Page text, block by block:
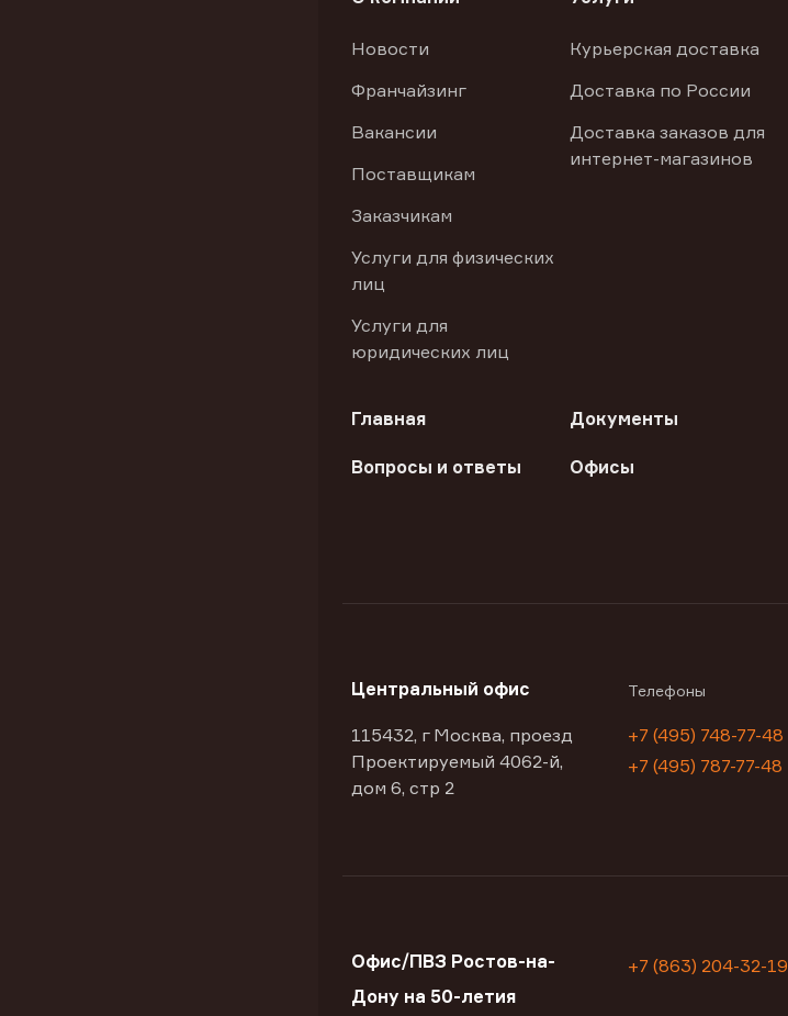
Новости
Франчайзинг
Вакансии
Поставщикам
Заказчикам
Услуги для физических
лиц
Услуги для
юридических лиц
Курьерская доставка
Доставка по России
Доставка заказов для
интернет-магазинов
Главная Документы
Вопросы и ответы Офисы
Центральный офис
115432, г Москва, проезд
Проектируемый 4062-й,
дом 6, стр 2
Телефоны
+7 (495) 748-77-48
+7 (495) 787-77-48
Офис/ПВЗ Ростов-на-
Дону на 50-летия
+7 (863) 204-32-19